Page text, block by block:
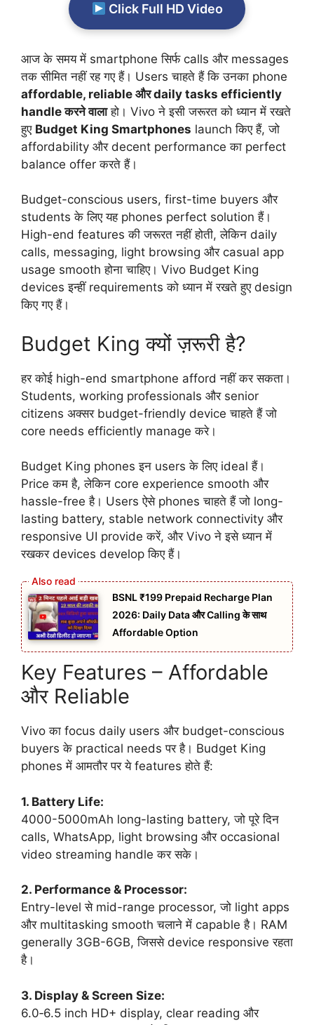
Click Full HD Video
आज के समय में smartphone सिर्फ calls और messages
तक सीमित नहीं रह गए हैं। Users चाहते हैं कि उनका phone
affordable, reliable और daily tasks efficiently
handle करने वालाहो। Vivo ने इसी जरूरत को ध्यान में रखते
हुए Budget King Smartphones launch किए हैं, जो
affordability और decent performance का perfect
balance offer करते हैं।
Budget-conscious users, first-time buyers और
students के लिए यह phones perfect solution हैं।
High-end features की जरूरत नहीं होती, लेकिन daily
calls, messaging, light browsing और casual app
usage smooth होना चाहिए। Vivo Budget King
devices इन्हीं requirements को ध्यान में रखते हुए design
किए गए हैं।
Budget King क्यों ज़रूरी है?
हर कोई high-end smartphone afford नहीं कर सकता।
Students, working professionals और senior
citizens अक्सर budget-friendly device चाहते हैं जो
core needs efficiently manage करे।
Budget King phones इन users के लिए ideal हैं।
Price कम है, लेकिन core experience smooth और
hassle-free है। Users ऐसे phones चाहते हैं जो long-
lasting battery, stable network connectivity और
responsive UI provide करें, और Vivo ने इसे ध्यान में
रखकर devices develop किए हैं।
BSNL ₹199 Prepaid Recharge Plan
2026: Daily Data और Calling के साथ
Affordable Option
Key Features – Affordable
और Reliable
Vivo का focus daily users और budget-conscious
buyers के practical needs पर है। Budget King
phones में आमतौर पर ये features होते हैं:
1. Battery Life:
4000-5000mAh long-lasting battery, जो पूरे दिन
calls, WhatsApp, light browsing और occasional
video streaming handle कर सके।
2. Performance & Processor:
Entry-level से mid-range processor, जो light apps
और multitasking smooth चलाने में capable है। RAM
generally 3GB-6GB, जिससे device responsive रहता
है।
3. Display & Screen Size:
6.0‑6.5 inch HD+ display, clear reading और